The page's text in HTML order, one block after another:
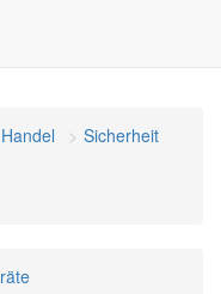
Sicherheit